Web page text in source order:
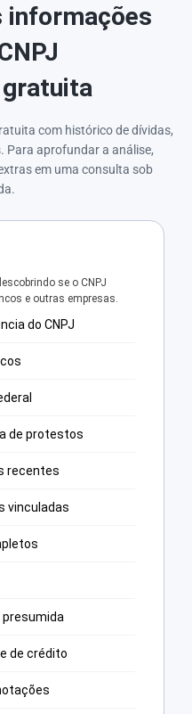
com histórico de dívidas,
Para aprofundar a análise,
em uma consulta sob
se o CNPJ
e outras empresas.
do CNPJ
de protestos
recentes
vinculadas
presumida
de crédito